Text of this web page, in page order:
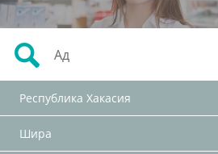
Республика Хакасия
Шира